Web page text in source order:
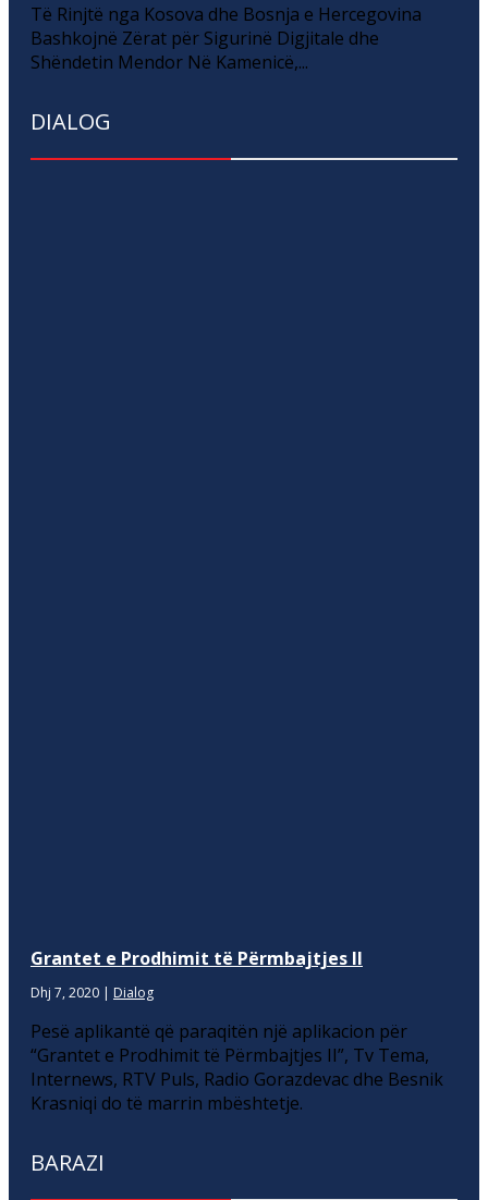
Të Rinjtë nga Kosova dhe Bosnja e Hercegovina
Bashkojnë Zërat për Sigurinë Digjitale dhe
Shëndetin Mendor Në Kamenicë,...
DIALOG
Grantet e Prodhimit të Përmbajtjes II
Dhj 7, 2020 | Dialog
Pesë aplikantë që paraqitën një aplikacion për
“Grantet e Prodhimit të Përmbajtjes II”, Tv Tema,
Internews, RTV Puls, Radio Gorazdevac dhe Besnik
Krasniqi do të marrin mbështetje.
BARAZI